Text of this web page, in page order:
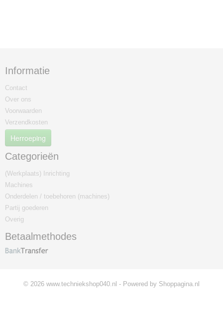
Informatie
Contact
Over ons
Voorwaarden
Verzendkosten
Herroeping
Categorieën
(Werkplaats) Inrichting
Machines
Onderdelen / toebehoren (machines)
Partij goederen
Overig
Betaalmethodes
© 2026 www.techniekshop040.nl - Powered by Shoppagina.nl